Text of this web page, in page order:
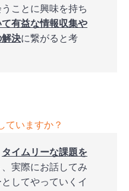
ことに興味を持ち
有益な情報収集や
決に繋がると考
ていますか？
タイムリーな課題を
実際にお話してみ
してやっていくイ